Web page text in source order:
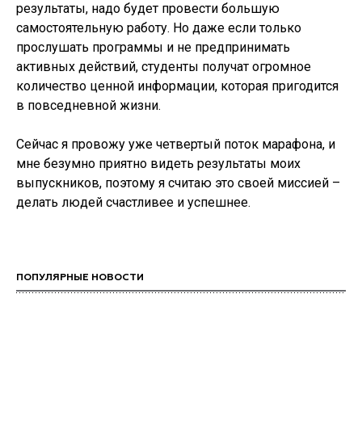
результаты, надо будет провести большую
самостоятельную работу. Но даже если только
прослушать программы и не предпринимать
активных действий, студенты получат огромное
количество ценной информации, которая пригодится
в повседневной жизни.
Сейчас я провожу уже четвертый поток марафона, и
мне безумно приятно видеть результаты моих
выпускников, поэтому я считаю это своей миссией –
делать людей счастливее и успешнее.
ПОПУЛЯРНЫЕ НОВОСТИ